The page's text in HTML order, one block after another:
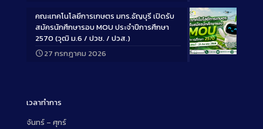
Long
คณะเทคโนโลยีการเกษตร มทร.ธัญบุรี เปิดรับ
สมัครนักศึกษารอบ MOU ประจำปีการศึกษา
2570 (วุฒิ ม.6 / ปวช. / ปวส.)
27 กรกฎาคม 2026
เวลาทำการ
จันทร์ – ศุกร์